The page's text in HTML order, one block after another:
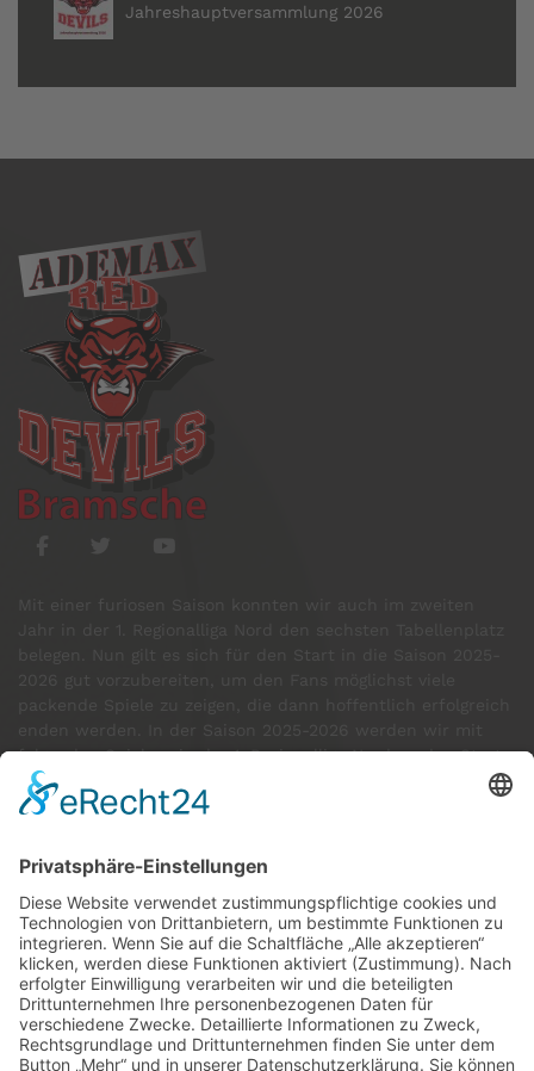
Jahreshauptversammlung 2026
Mit einer furiosen Saison konnten wir auch im zweiten
Jahr in der 1. Regionalliga Nord den sechsten Tabellenplatz
packende Spiele zu zeigen, die dann hoffentlich erfolgreich
folgenden Spielern in der 1. Regionalliga Nord an den Start
gehen:
GÄSTE ONLINE
Aktuell:2 Gäste
Rekord: 922 Gäste am 30. Mai 2026 @ 21:22
LETZTEMATCHES